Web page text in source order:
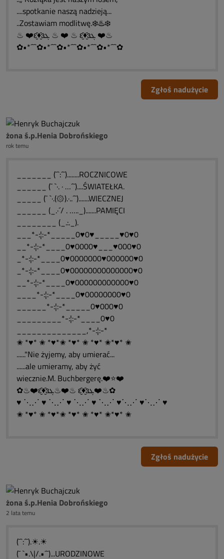
....spotkanie naszą nadzieją...
..Zostawiam modlitwę.❄️♨️❄️
♨ ❤️ԑ̮̑♦̮̑ɜܓ ♨ ❤️ ♨ ԑ̮̑♦̮̑ɜܓ ❤️♨
✿•*´¯`✿•*´¯`✿•*´¯`✿•*´¯`✿•*´¯`✿
Zgłoś nadużycie
żona ś.p.Henia Dobrońskiego
rok temu
_______ (¯`:´¯)........ROCZNICOWE
______ (¯ `·. · …´¯)....ŚWIATEŁKA.
_____ (¯ `·.(۞).·..´¯).......WIECZNEJ
______ (_.·´/ . ….._).......PAMIĘCI
________ (_.:._).
___*-:¦:-*_____0♥0♥_____♥0♥0
__*-:¦:-*____0♥0000♥___♥000♥0
_*-:¦:-*____0♥0000000♥000000♥0
_*-:¦:-*____0♥00000000000000♥0
__*-:¦:-*____0♥000000000000♥0
____*-:¦:-*____0♥00000000♥0
______*-:¦:-*_____0♥000♥0
_________*-:¦:-*____0♥0
______________,*-:¦:-*
✬ *♥* ✬ *♥*✬ *♥* ✬ *♥* ✬*♥* ✬
......"Nie żyjemy, aby umierać...
......ale umieramy, aby żyć
wiecznie.M. Buchbergerę.❤️⭐❤️
✿♨❤️ԑ̮̑♦̮̑ɜܓ♨❤️♨ ԑ̮̑♦̮̑ɜܓ❤️♨✿
♥ ⋱⋰ ♥ ⋱⋰ ♥ ⋱⋰ ♥ ⋱⋰ ♥⋱⋰ ♥⋱⋰ ♥
✬ *♥* ✬ *♥*✬ *♥* ✬ *♥* ✬*♥* ✬
Zgłoś nadużycie
żona ś.p.Henia Dobrońskiego
2 lata temu
(¯`:´¯).☀.☀
(¯ `•.\|/.•´¯)...URODZINOWE